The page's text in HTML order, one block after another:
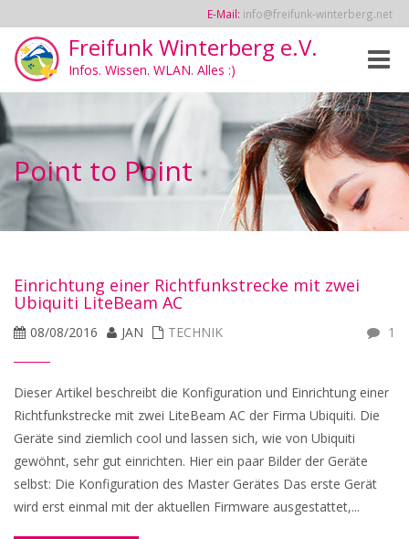
E-Mail: info@freifunk-winterberg.net
Freifunk Winterberg e.V.
Infos. Wissen. WLAN. Alles :)
Toggle
Point to Point
Einrichtung einer Richtfunkstrecke mit zwei
Ubiquiti LiteBeam AC
08/08/2016 JAN TECHNIK 1
Dieser Artikel beschreibt die Konfiguration und Einrichtung einer
Richtfunkstrecke mit zwei LiteBeam AC der Firma Ubiquiti. Die
Geräte sind ziemlich cool und lassen sich, wie von Ubiquiti
gewöhnt, sehr gut einrichten. Hier ein paar Bilder der Geräte
selbst: Die Konfiguration des Master Gerätes Das erste Gerät
wird erst einmal mit der aktuellen Firmware ausgestattet,...